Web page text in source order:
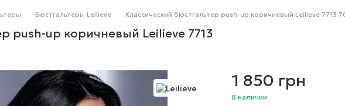
Бюстгальтеры Leilieve Классический бюстгальтер push-up коричневый Leilieve 7713
push-up коричневый Leilieve 7713
1 850 грн
В наличии